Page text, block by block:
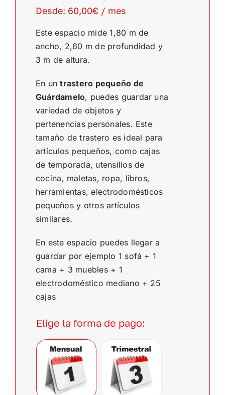
Desde: 60,00€ / mes
Este espacio mide 1,80 m de
ancho, 2,60 m de profundidad y
3 m de altura.
En untrastero pequeño de
Guárdamelo, puedes guardar una
variedad de objetos y
pertenencias personales. Este
tamaño de trastero es ideal para
artículos pequeños, como cajas
de temporada, utensilios de
cocina, maletas, ropa, libros,
herramientas, electrodomésticos
pequeños y otros artículos
similares.
En este espacio puedes llegar a
guardar por ejemplo 1 sofá + 1
cama + 3 muebles + 1
electrodoméstico mediano + 25
cajas
Elige la forma de pago: